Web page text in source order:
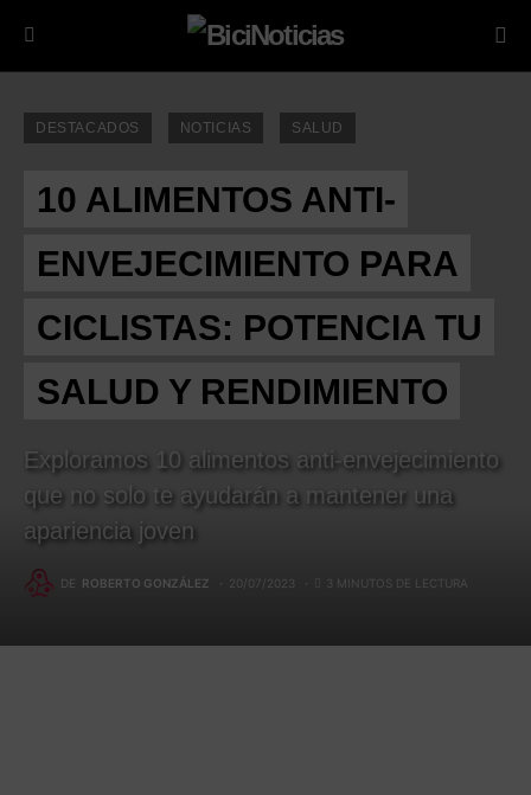
DESTACADOS NOTICIAS SALUD
10 ALIMENTOS ANTI-
ENVEJECIMIENTO PARA
CICLISTAS: POTENCIA TU
SALUD Y RENDIMIENTO
Exploramos 10 alimentos anti-envejecimiento
que no solo te ayudarán a mantener una
apariencia joven
DE ROBERTO GONZÁLEZ 20/07/2023 3 MINUTOS DE LECTURA